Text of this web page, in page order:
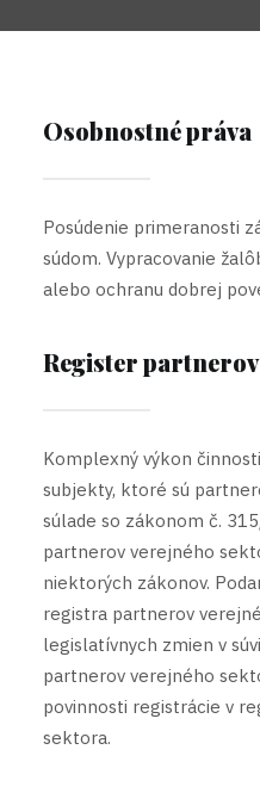
Osobnostné práva
Posúdenie primeranosti
súdom. Vypracovanie
alebo ochranu dobrej
Register
Komplexný výkon
subjekty, ktoré sú
súlade so zákonom č.
partnerov verejného
niektorých zákonov.
registra partnerov
legislatívnych zmien v
partnerov verejného
povinnosti registrácie v
sektora.